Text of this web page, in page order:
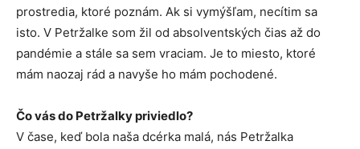
prostredia, ktoré poznám. Ak si vymýšľam, necítim sa
isto. V Petržalke som žil od absolventských čias až do
pandémie a stále sa sem vraciam. Je to miesto, ktoré
mám naozaj rád a navyše ho mám pochodené.
Čo vás do Petržalky priviedlo?
V čase, keď bola naša dcérka malá, nás Petržalka